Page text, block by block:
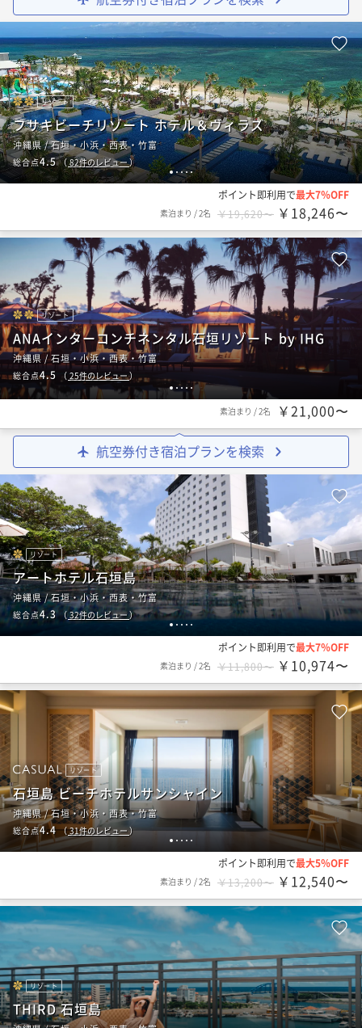
12345
リゾート
フサキビーチリゾート ホテル＆ヴィラズ
沖縄県 / 石垣・小浜・西表・竹富
総合点4.5（ 82件のレビュー）
ポイント即利用で最大7％OFF
素泊まり /2名 ￥19,620〜 ￥18,246〜
1 23 4 5
リゾート
ANAインターコンチネンタル石垣リゾート by IHG
沖縄県 / 石垣・小浜・西表・竹富
総合点4.5 （ 25件のレビュー）
素泊まり /2名 ￥21,000〜
航空券付き宿泊プランを検索
1 2 3 4 5
リゾート
アートホテル石垣島
沖縄県 / 石垣・小浜・西表・竹富
総合点4.3（ 32件のレビュー）
ポイント即利用で最大7％OFF
素泊まり /2名 ￥11,800〜 ￥10,974〜
1 2 3 4 5
リゾート
石垣島 ビーチホテルサンシャイン
沖縄県 / 石垣・小浜・西表・竹富
総合点4.4（31件のレビュー）
ポイント即利用で最大5％OFF
素泊まり /2名 ￥13,200〜 ￥12,540〜
リゾート
THIRD 石垣島